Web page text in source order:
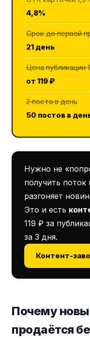
4,8%
Срок до первой
21 день
Цена публикации
от 119 ₽
2 поста в день
50 постов в
Нужно не
получить
разгоняет
Это и есть
119 ₽ за
за 3 дня.
Контент-
Почему
продаётся